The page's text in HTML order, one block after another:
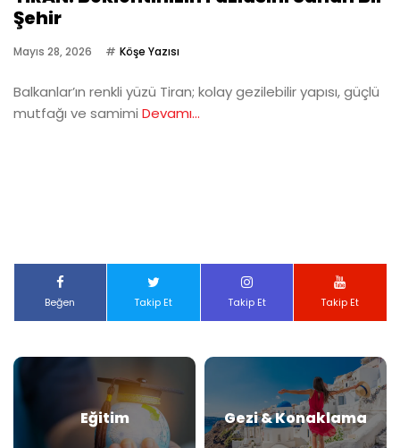
Şehir
Mayıs 28, 2026 Köşe Yazısı
Balkanlar’ın renkli yüzü Tiran; kolay gezilebilir yapısı, güçlü
mutfağı ve samimi Devamı...
Beğen Takip Et Takip Et Takip Et
Eğitim Gezi & Konaklama